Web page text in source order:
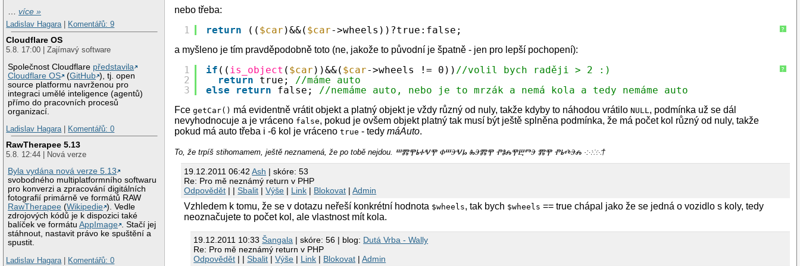
…více »
Ladislav Hagara| Komentářů: 9
Cloudflare OS
5.8. 17:00 | Zajímavý software
Společnost Cloudflare představila
Cloudflare OS
(GitHub ), tj. open
source platformu navrženou pro
integraci umělé inteligence (agentů)
přímo do pracovních procesů
organizací.
Ladislav Hagara| Komentářů: 0
RawTherapee 5.13
5.8. 12:44 | Nová verze
Byla vydána nová verze 5.13
svobodného multiplatformního softwaru
pro konverzi a zpracování digitálních
fotografií primárně ve formátů RAW
RawTherapee (Wikipedie ). Vedle
zdrojových kódů je k dispozici také
balíček ve formátuAppImage . Stačí jej
stáhnout, nastavit právo ke spuštění a
spustit.
Ladislav Hagara| Komentářů: 0
nebo třeba:
?
1 return (( $car )&&( $car->wheels))?true:false;
a myšleno je tím pravděpodobně toto (ne, jakože to původní je špatně - jen pro lepší pochopení):
?
1
2
3
if (( is_object ( $car ))&&( $car->wheels != 0)) //volil bych raději > 2 :)
return
true; //máme auto
else
return false; //nemáme auto, nebo je to mrzák a nemá kola a tedy nemáme auto
FcegetCar() má evidentně vrátit objekt a platný objekt je vždy různý od nuly, takže kdyby to náhodou vrátiloNULL , podmínka už se dál
nevyhodnocuje a je vráceno false, pokud je ovšem objekt platný tak musí být ještě splněna podmínka, že má počet kol různý od nuly, takže
pokud má auto třeba i -6 kol je vrácenotrue - tedymáAuto.
To, že trpíš stihomamem, ještě neznamená, že po tobě nejdou. ⰞⰏⰉⰓⰀⰜⰉ ⰗⰞⰅⰜⰘ ⰈⰅⰏⰉ ⰒⰑⰎⰉⰁⰕⰅ ⰏⰉ ⰒⰓⰄⰅⰎ ·:⁖⁘⁙†
19.12.2011 06:42Ash | skóre: 53
Re: Pro mě neznámý return v PHP
Odpovědět | |Sbalit |Výše | Link | Blokovat |Admin
Vzhledem k tomu, že se v dotazu neřeší konkrétní hodnota $wheels, tak bych $wheels == true chápal jako že se jedná o vozidlo s koly, tedy
neoznačujete to počet kol, ale vlastnost mít kola.
19.12.2011 10:33Šangala | skóre: 56 | blog: Dutá Vrba - Wally
Re: Pro mě neznámý return v PHP
Odpovědět | |Sbalit |Výše | Link | Blokovat |Admin